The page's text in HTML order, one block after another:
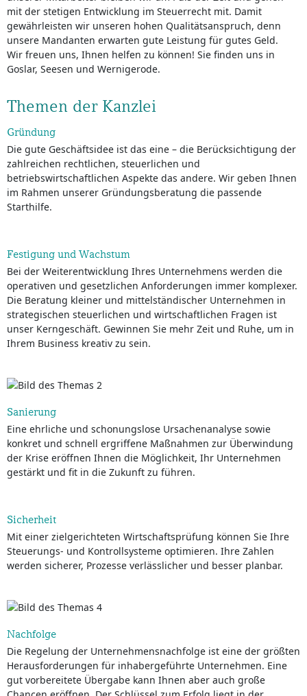
mit der stetigen Entwicklung im Steuerrecht mit. Damit
gewährleisten wir unseren hohen Qualitätsanspruch, denn
unsere Mandanten erwarten gute Leistung für gutes Geld.
Wir freuen uns, Ihnen helfen zu können! Sie finden uns in
Goslar, Seesen und Wernigerode.
Themen der Kanzlei
Gründung
Die gute Geschäftsidee ist das eine – die Berücksichtigung der
zahlreichen rechtlichen, steuerlichen und
betriebswirtschaftlichen Aspekte das andere. Wir geben Ihnen
im Rahmen unserer Gründungsberatung die passende
Starthilfe.
Festigung und Wachstum
Bei der Weiterentwicklung Ihres Unternehmens werden die
operativen und gesetzlichen Anforderungen immer komplexer.
Die Beratung kleiner und mittelständischer Unternehmen in
strategischen steuerlichen und wirtschaftlichen Fragen ist
unser Kerngeschäft. Gewinnen Sie mehr Zeit und Ruhe, um in
Ihrem Business kreativ zu sein.
Sanierung
Eine ehrliche und schonungslose Ursachenanalyse sowie
konkret und schnell ergriffene Maßnahmen zur Überwindung
der Krise eröffnen Ihnen die Möglichkeit, Ihr Unternehmen
gestärkt und fit in die Zukunft zu führen.
Sicherheit
Mit einer zielgerichteten Wirtschaftsprüfung können Sie Ihre
Steuerungs- und Kontrollsysteme optimieren. Ihre Zahlen
werden sicherer, Prozesse verlässlicher und besser planbar.
Nachfolge
Die Regelung der Unternehmensnachfolge ist eine der größten
Herausforderungen für inhabergeführte Unternehmen. Eine
gut vorbereitete Übergabe kann Ihnen aber auch große